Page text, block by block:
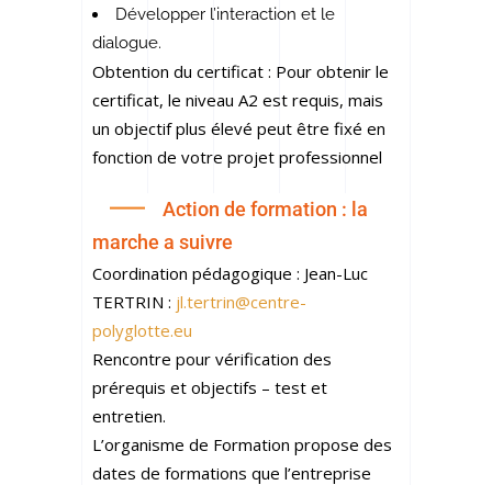
Développer l’interaction et le
dialogue.
Obtention du certificat : Pour obtenir le
certificat, le niveau A2 est requis, mais
un objectif plus élevé peut être fixé en
fonction de votre projet professionnel
Action de formation : la
marche a suivre
Coordination pédagogique : Jean-Luc
TERTRIN : jl.tertrin@centre-
polyglotte.eu
Rencontre pour vérification des
prérequis et objectifs – test et
entretien.
L’organisme de Formation propose des
dates de formations que l’entreprise